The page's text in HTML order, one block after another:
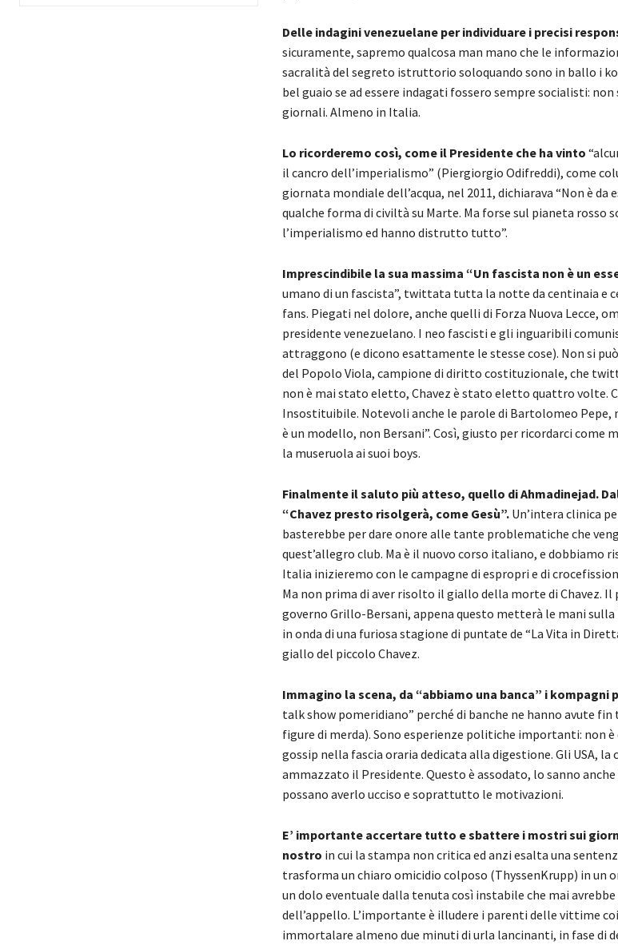
Delle indagini venezuelane per individuare i precisi
sicuramente, sapremo qualcosa man mano che le
sacralità del segreto istruttorio soloquando sono in ballo i
bel guaio se ad essere indagati fossero sempre socialisti:
giornali. Almeno in Italia.
Lo ricorderemo così, come il Presidente che ha vinto
il cancro dell’imperialismo” (Piergiorgio Odifreddi), come
giornata mondiale dell’acqua, nel 2011, dichiarava “Non è da
qualche forma di civiltà su Marte. Ma forse sul pianeta rosso
l’imperialismo ed hanno distrutto tutto”.
Imprescindibile la sua massima “Un fascista non è un
umano di un fascista”, twittata tutta la notte da centinaia e
fans. Piegati nel dolore, anche quelli di Forza Nuova Lecce,
presidente venezuelano. I neo fascisti e gli inguaribili
attraggono (e dicono esattamente le stesse cose). Non si
del Popolo Viola, campione di diritto costituzionale, che
non è mai stato eletto, Chavez è stato eletto quattro volte.
Insostituibile. Notevoli anche le parole di Bartolomeo Pepe,
è un modello, non Bersani”. Così, giusto per ricordarci come
la museruola ai suoi boys.
Finalmente il saluto più atteso, quello di Ahmadinejad.
“Chavez presto risolgerà, come Gesù”.Un’intera clinica
basterebbe per dare onore alle tante problematiche che
quest’allegro club. Ma è il nuovo corso italiano, e dobbiamo
Italia inizieremo con le campagne di espropri e di
Ma non prima di aver risolto il giallo della morte di Chavez.
governo Grillo-Bersani, appena questo metterà le mani
in onda di una furiosa stagione di puntate de “La Vita in
giallo del piccolo Chavez.
Immagino la scena, da “abbiamo una banca” i kompagni
talk show pomeridiano” perché di banche ne hanno avute
figure di merda). Sono esperienze politiche importanti: non
gossip nella fascia oraria dedicata alla digestione. Gli USA, la
ammazzato il Presidente. Questo è assodato, lo sanno anche
possano averlo ucciso e soprattutto le motivazioni.
E’ importante accertare tutto e sbattere i mostri sui
nostro in cui la stampa non critica ed anzi esalta una
trasforma un chiaro omicidio colposo (ThyssenKrupp) in un
un dolo eventuale dalla tenuta così instabile che mai
dell’appello. L’importante è illudere i parenti delle vittime
immortalare almeno due minuti di urla lancinanti, in fase di